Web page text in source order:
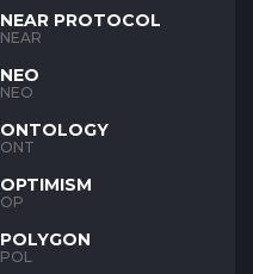
NEAR PROTOCOL
NEAR
NEO
NEO
ONTOLOGY
ONT
OPTIMISM
OP
POLYGON
POL